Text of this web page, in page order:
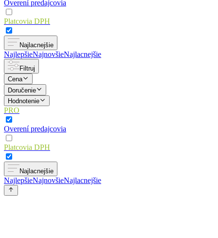
Overení predajcovia
Platcovia DPH
Najlacnejšie
NajlepšieNajnovšieNajlacnejšie
Filtruj
Cena
Doručenie
Hodnotenie
PRO
Overení predajcovia
Platcovia DPH
Najlacnejšie
NajlepšieNajnovšieNajlacnejšie